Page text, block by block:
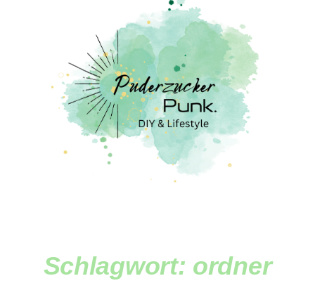
Schlagwort: ordner